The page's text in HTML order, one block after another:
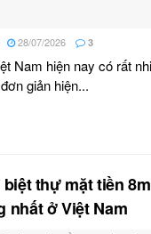
28/07/2026 3
Nam hiện nay có rất
giản hiện...
thự mặt tiền
nhất ở Việt Nam